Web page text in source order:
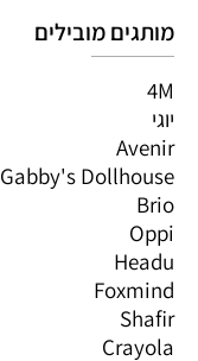
מותגים מובילים
4M
יוגי
Avenir
Gabby's Dollhouse
Brio
Oppi
Headu
Foxmind
Shafir
Crayola